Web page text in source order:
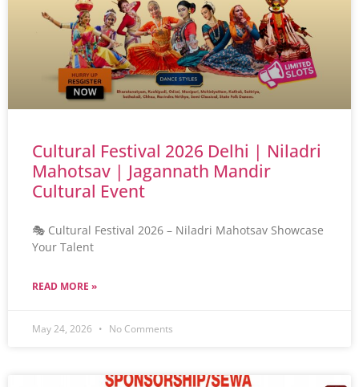
Cultural Festival 2026 Delhi | Niladri
Mahotsav | Jagannath Mandir
Cultural Event
🎭 Cultural Festival 2026 – Niladri Mahotsav Showcase
Your Talent
READ MORE »
May 24, 2026 No Comments